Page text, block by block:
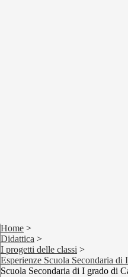
Home >
Didattica >
I progetti delle classi >
Esperienze Scuola Secondaria di
Scuola Secondaria di I grado di